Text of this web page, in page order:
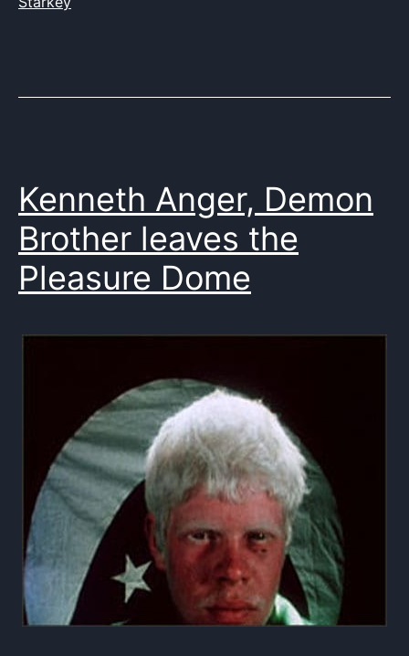
Kenneth Anger, Demon
Brother leaves the
Pleasure Dome